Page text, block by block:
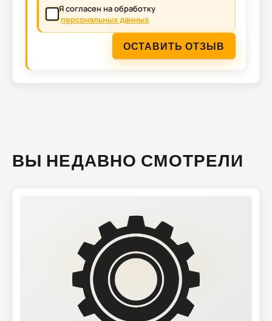
Я согласен на обработку
персональных данных
ОСТАВИТЬ ОТЗЫВ
ВЫ НЕДАВНО СМОТРЕЛИ